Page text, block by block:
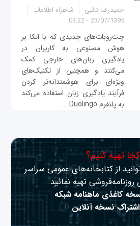
حمیدرضا تائبی
شاهراه اطلاعات
23/07/1395 - 03:22
چت‌روبات‌های جدیدی که با اتکا بر
هوش مصنوعی به کاربران در
یادگیری زبان‌های خارجی کمک
می‌کنند و همچنین از تکنیک‌های
ویژه‌ای برای هوشمندانه‌تر کردن
فرآیند یادگیری زبان استفاده می‌کند
به پلتفرم Duolingo...
تهیه کنیم؟
از کتابخانه‌های عمومی سراسر
تهیه نمائید.
کاغذی ماهنامه شبکه
نسخه آنلاین